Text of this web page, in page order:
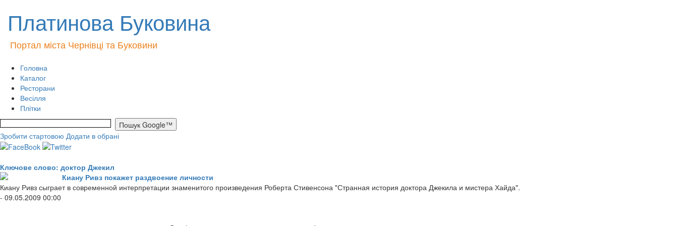
Платинова Буковина
Портал міста Чернівці та Буковини
Головна
Каталог
Ресторани
Весілля
Плітки
Зробити стартовою Додати в обрані
Ключове слово: доктор Джекил
Киану Ривз покажет раздвоение личности
Киану Ривз сыграет в современной интерпретации знаменитого произведения Роберта Стивенсона "Странная история доктора Джекила и мистера Хайда".
- 09.05.2009 00:00